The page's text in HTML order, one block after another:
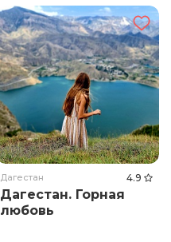
Дагестан 4.9
Дагестан. Горная
любовь